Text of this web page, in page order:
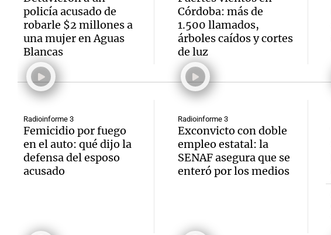
policía acusado de
robarle $2 millones a
una mujer en Aguas
Blancas
Córdoba: más de
1.500 llamados,
árboles caídos y cortes
de luz
Radioinforme 3
Femicidio por fuego
en el auto: qué dijo la
defensa del esposo
acusado
Radioinforme 3
Exconvicto con doble
empleo estatal: la
SENAF asegura que se
enteró por los medios